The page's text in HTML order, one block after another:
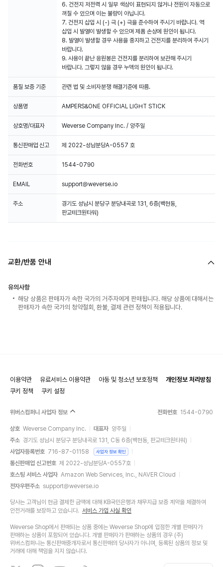
6. 건전지 저전력 시 일부 색상이 표현되지 않거나 전원이 자동으로
꺼질 수 있으며 이는 불량이 아닙니다.
7. 건전지 삽입 시 (-) 극 (+) 극을 준수하여 주시기 바랍니다. 역
삽입 시 발열이 발생할 수 있으며 제품 손상에 원인이 됩니다.
8. 발열이 발생할 경우 사용을 중지하고 건전지를 분리하여 주시기
바랍니다.
9. 사용이 끝난 응원봉은 건전지를 분리하여 보관해 주시기
바랍니다. 그렇지 않을 경우 누액의 원인이 됩니다.
품질 보증 기준 관련 법 및 소비자분쟁 해결기준에 따름.
상품명 AMPERS&ONE OFFICIAL LIGHT STICK
상호명/대표자 Weverse Company Inc. / 양주일
통신판매업 신고 제 2022-성남분당A-0557 호
전화번호 1544-0790
EMAIL support@weverse.io
주소
경기도 성남시 분당구 분당내곡로 131, 6층(백현동,
판교테크원타워)
교환/반품 안내
유의사항
해당 상품은 판매자가 속한 국가의 거주자에게 판매됩니다. 해당 상품에 대해서는
판매자가 속한 국가의 청약철회, 환불, 결제 관련 정책이 적용됩니다.
이용약관 유료서비스 이용약관 아동 및 청소년 보호정책
개인정보 처리방침
쿠키 정책
쿠키 설정
위버스컴퍼니 사업자 정보 전화번호 1544-0790
상호 Weverse Company Inc. 대표자 양주일
주소 경기도 성남시 분당구 분당내곡로 131, C동 6층(백현동, 판교테크원타워)
사업자등록번호 716-87-01158 사업자 정보 확인
통신판매업 신고번호 제 2022-성남분당A-0557호
호스팅 서비스 사업자 Amazon Web Services, Inc., NAVER Cloud
전자우편주소 support@weverse.io
당사는 고객님이 현금 결제한 금액에 대해 KB국민은행과 채무지급 보증 계약을 체결하여
안전거래를 보장하고 있습니다. 서비스 가입 사실 확인
Weverse Shop에서 판매되는 상품 중에는 Weverse Shop에 입점한 개별 판매자가
판매하는 상품이 포함되어 있습니다. 개별 판매자가 판매하는 상품의 경우 (주)
위버스컴퍼니는 통신판매중개자로서 통신판매의 당사자가 아니며, 등록된 상품의 정보 및
거래에 대해 책임을 지지 않습니다.